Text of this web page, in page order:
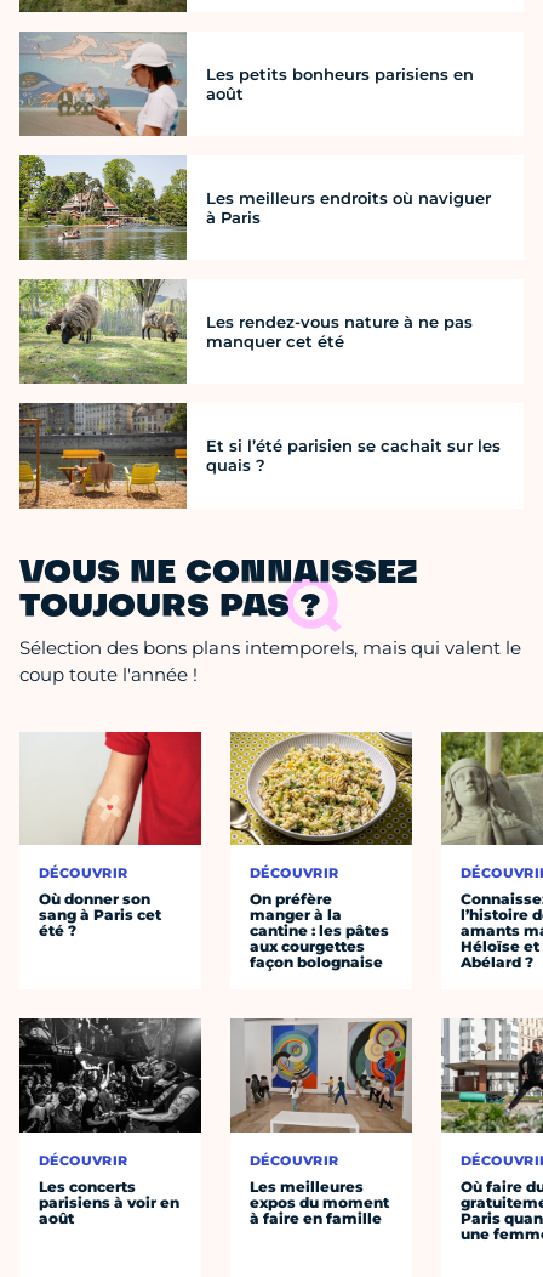
Les petits bonheurs parisiens en
août
Les meilleurs endroits où naviguer
à Paris
Les rendez-vous nature à ne pas
manquer cet été
Et si l’été parisien se cachait sur les
quais ?
VOUS NE CONNAISSEZ
TOUJOURS PAS ?
Sélection des bons plans intemporels, mais qui valent le
coup toute l'année !
DÉCOUVRIR
Où donner son
sang à Paris cet
été ?
DÉCOUVRIR
Les concerts
parisiens à voir en
août
DÉCOUVRIR
On préfère
manger à la
cantine : les pâtes
aux courgettes
façon bolognaise
DÉCOUVRIR
Les meilleures
expos du moment
à faire en famille
l’histoire
amants
Héloïse et
Abélard ?
Où faire
Paris
une